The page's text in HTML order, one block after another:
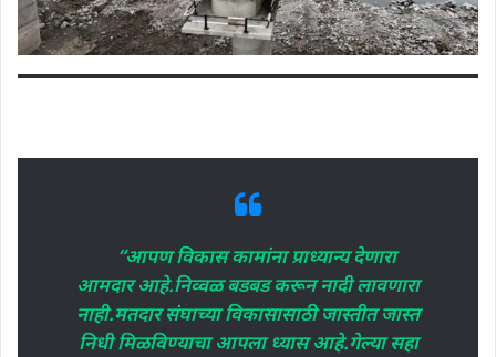
“आपण विकास कामांना प्राध्यान्य देणारा
आमदार आहे.निव्वळ बडबड करून नादी लावणारा
नाही.मतदार संघाच्या विकासासाठी जास्तीत जास्त
निधी मिळविण्याचा आपला ध्यास आहे.गेल्या सहा